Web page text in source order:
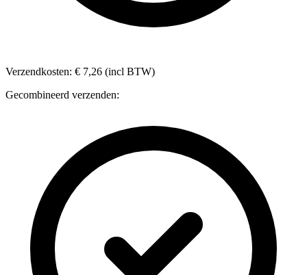
Verzendkosten: € 7,26 (incl BTW)
Gecombineerd verzenden: